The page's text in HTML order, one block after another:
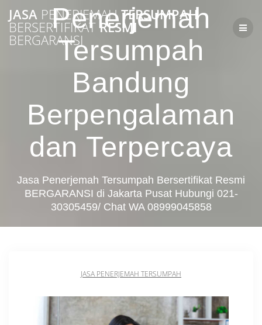
Skip
to
content
JASA PENERJEMAHTERSUMPAH
BERSERTIFIKATRESMI
BERGARANSI
Penerjemah
Tersumpah
Bandung
Berpengalaman
dan Terpercaya
Jasa Penerjemah Tersumpah Bersertifikat Resmi
BERGARANSI di Jakarta Pusat Hubungi 021-
30305459/ Chat WA 08999045858
JASA PENERJEMAH TERSUMPAH